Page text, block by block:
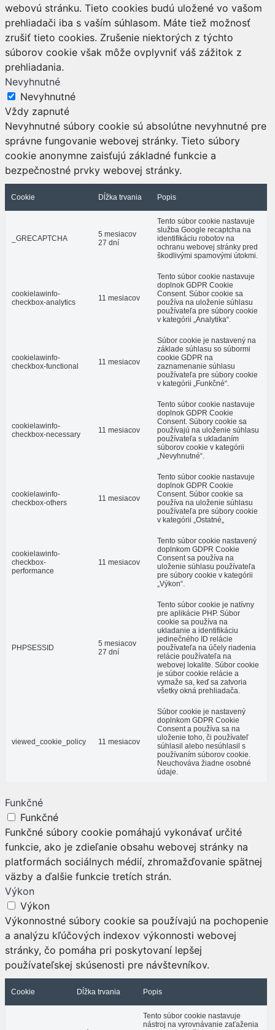
webovú stránku. Tieto cookies budú uložené vo vašom
prehliadači iba s vaším súhlasom. Máte tiež možnosť
zrušiť tieto cookies. Zrušenie niektorých z týchto
súborov cookie však môže ovplyvniť váš zážitok z
prehliadania.
Nevyhnutné
Nevyhnutné
Vždy zapnuté
Nevyhnutné súbory cookie sú absolútne nevyhnutné pre
správne fungovanie webovej stránky. Tieto súbory
cookie anonymne zaisťujú základné funkcie a
bezpečnostné prvky webovej stránky.
Cookie Dĺžka trvania Popis
_GRECAPTCHA
5 mesiacov
27 dní
Tento súbor cookie nastavuje
služba Google recaptcha na
identifikáciu robotov na
ochranu webovej stránky pred
škodlivými spamovými útokmi.
cookielawinfo-
checkbox-analytics
11 mesiacov
Tento súbor cookie nastavuje
doplnok GDPR Cookie
Consent. Súbor cookie sa
používa na uloženie súhlasu
používateľa pre súbory cookie
v kategórii „Analytika“.
cookielawinfo-
checkbox-functional
11 mesiacov
Súbor cookie je nastavený na
základe súhlasu so súbormi
cookie GDPR na
zaznamenanie súhlasu
používateľa pre súbory cookie
v kategórii „Funkčné“.
cookielawinfo-
checkbox-necessary
11 mesiacov
Tento súbor cookie nastavuje
doplnok GDPR Cookie
Consent. Súbory cookie sa
používajú na uloženie súhlasu
používateľa s ukladaním
súborov cookie v kategórii
„Nevyhnutné“.
cookielawinfo-
checkbox-others
11 mesiacov
Tento súbor cookie nastavuje
doplnok GDPR Cookie
Consent. Súbor cookie sa
používa na uloženie súhlasu
používateľa pre súbory cookie
v kategórii „Ostatné„
cookielawinfo-
checkbox-
performance
11 mesiacov
Tento súbor cookie nastavený
doplnkom GDPR Cookie
Consent sa používa na
uloženie súhlasu používateľa
pre súbory cookie v kategórii
„Výkon“.
PHPSESSID
5 mesiacov
27 dní
Tento súbor cookie je natívny
pre aplikácie PHP. Súbor
cookie sa používa na
ukladanie a identifikáciu
jedinečného ID relácie
používateľa na účely riadenia
relácie používateľa na
webovej lokalite. Súbor cookie
je súbor cookie relácie a
vymaže sa, keď sa zatvoria
všetky okná prehliadača.
viewed_cookie_policy 11 mesiacov
Súbor cookie je nastavený
doplnkom GDPR Cookie
Consent a používa sa na
uloženie toho, či používateľ
súhlasil alebo nesúhlasil s
používaním súborov cookie.
Neuchováva žiadne osobné
údaje.
Funkčné
Funkčné
Funkčné súbory cookie pomáhajú vykonávať určité
funkcie, ako je zdieľanie obsahu webovej stránky na
platformách sociálnych médií, zhromažďovanie spätnej
väzby a ďalšie funkcie tretích strán.
Výkon
Výkon
Výkonnostné súbory cookie sa používajú na pochopenie
a analýzu kľúčových indexov výkonnosti webovej
stránky, čo pomáha pri poskytovaní lepšej
používateľskej skúsenosti pre návštevníkov.
Cookie Dĺžka trvania Popis
Tento súbor cookie nastavuje
nástroj na vyrovnávanie zaťaženia